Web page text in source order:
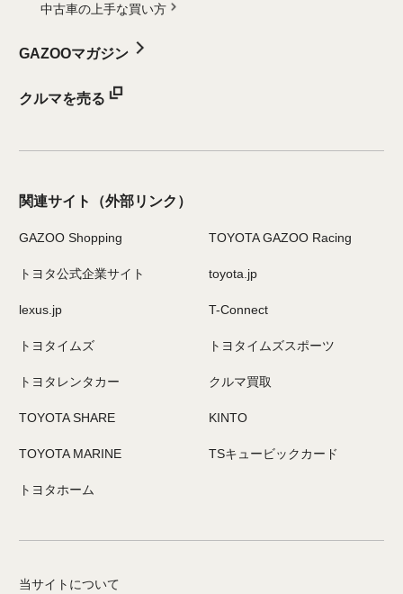
中古車の上手な買い方
GAZOOマガジン
クルマを売る
関連サイト （外部リンク）
GAZOO Shopping TOYOTA GAZOO Racing
トヨタ公式企業サイト toyota.jp
lexus.jp T-Connect
トヨタイムズ トヨタイムズスポーツ
トヨタレンタカー クルマ買取
TOYOTA SHARE KINTO
TOYOTA MARINE TSキュービックカード
トヨタホーム
当サイトについて